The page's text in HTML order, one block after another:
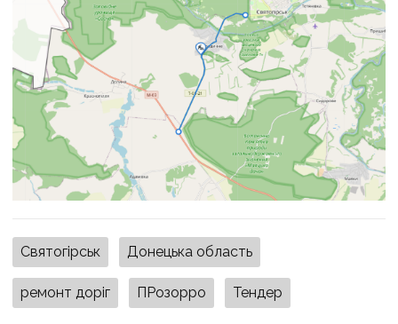
Святогірськ Донецька область
ремонт доріг ПРозорро Тендер